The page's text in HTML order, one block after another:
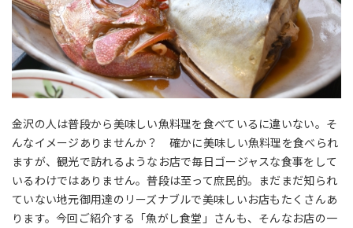
金沢の人は普段から美味しい魚料理を食べているに違いない。そ
んなイメージありませんか？ 確かに美味しい魚料理を食べられ
ますが、観光で訪れるようなお店で毎日ゴージャスな食事をして
いるわけではありません。普段は至って庶民的。まだまだ知られ
ていない地元御用達のリーズナブルで美味しいお店もたくさんあ
ります。今回ご紹介する「魚がし食堂」さんも、そんなお店の一